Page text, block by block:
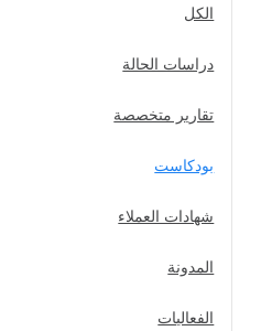
الكل
دراسات الحالة
تقارير متخصصة
بودكاست
شهادات العملاء
المدونة
الفعاليات